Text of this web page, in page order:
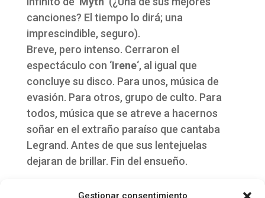
Gestionar consentimiento
canciones? El tiempo lo dirá; una
imprescindible, seguro).
Breve, pero intenso. Cerraron el
espectáculo con ‘Irene‘, al igual que
concluye su disco. Para unos, música de
evasión. Para otros, grupo de culto. Para
todos, música que se atreve a hacernos
soñar en el extraño paraíso que cantaba
Legrand. Antes de que sus lentejuelas
dejaran de brillar. Fin del ensueño.
(Lee también la crónica de su concierto en